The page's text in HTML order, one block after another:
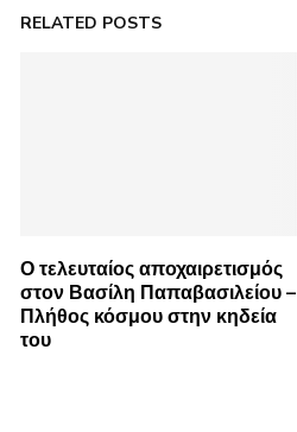
RELATED POSTS
Ο τελευταίος αποχαιρετισμός
στον Βασίλη Παπαβασιλείου –
Πλήθος κόσμου στην κηδεία
του